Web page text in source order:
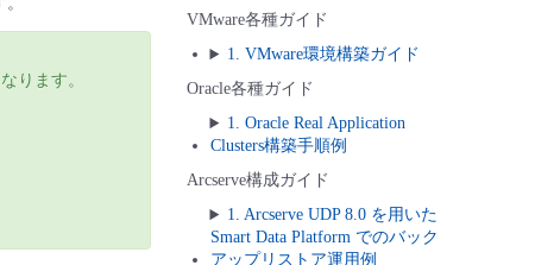
ります。
VMware各種ガイド
1. VMware環境構築ガイド
Oracle各種ガイド
1. Oracle Real Application
Clusters構築手順例
Arcserve構成ガイド
1. Arcserve UDP 8.0 を用いた
Smart Data Platform でのバック
アップリストア運用例